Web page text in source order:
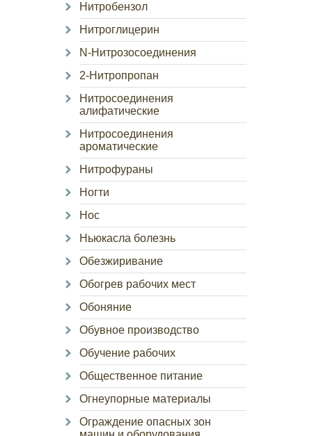
Нитробензол
Нитроглицерин
N-Нитрозосоединения
2-Нитропропан
Нитросоединения
алифатические
Нитросоединения
ароматические
Нитрофураны
Ногти
Нос
Ньюкасла болезнь
Обезжиривание
Обогрев рабочих мест
Обоняние
Обувное производство
Обучение рабочих
Общественное питание
Огнеупорные материалы
Ограждение опасных зон